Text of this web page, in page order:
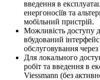
введення в
енергоносіїв та
мобільний пристрій.
Можливість доступу
вбудований
обслуговування
Для локального
робіт та введення в
Viessmann (без